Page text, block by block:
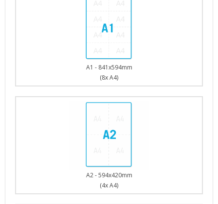
A1 - 841x594mm
(8x A4)
A2 - 594x420mm
(4x A4)